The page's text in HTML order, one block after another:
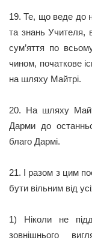
19. Те, що веде до
та знань Учителя,
сум’яття по
чином, початкове
на шляху Майтрі.
20. На шляху
Дарми до
благо Дармі.
21. І разом з цим
бути вільним від
1) Ніколи не
зовнішнього